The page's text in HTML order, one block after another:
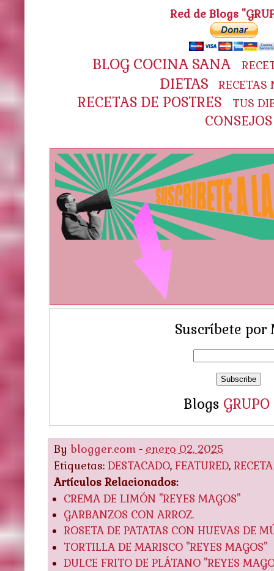
Red de Blogs
BLOG COCINA SANA
DIETAS RECETAS
RECETAS DE POSTRES TUS
CONSEJOS
Suscríbete por
Blogs
By blogger.com - enero 02, 2025
Etiquetas: DESTACADO, FEATURED,
Artículos Relacionados:
CREMA DE LIMÓN "REYES MAGOS"
GARBANZOS CON ARROZ.
ROSETA DE PATATAS CON HUEVAS DE
TORTILLA DE MARISCO "REYES MAGOS"
DULCE FRITO DE PLÁTANO "REYES